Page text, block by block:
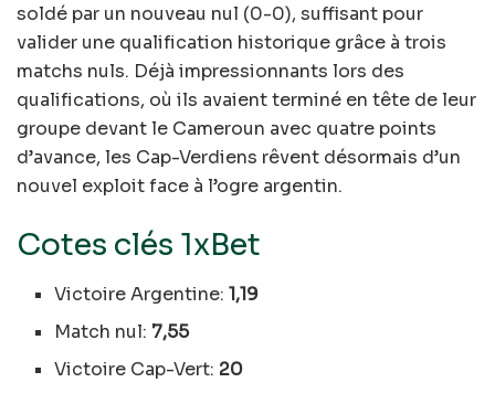
soldé par un nouveau nul (0-0), suffisant pour
valider une qualification historique grâce à trois
matchs nuls. Déjà impressionnants lors des
qualifications, où ils avaient terminé en tête de leur
groupe devant le Cameroun avec quatre points
d’avance, les Cap-Verdiens rêvent désormais d’un
nouvel exploit face à l’ogre argentin.
Cotes clés 1xBet
Victoire Argentine:1,19
Match nul: 7,55
Victoire Cap-Vert: 20